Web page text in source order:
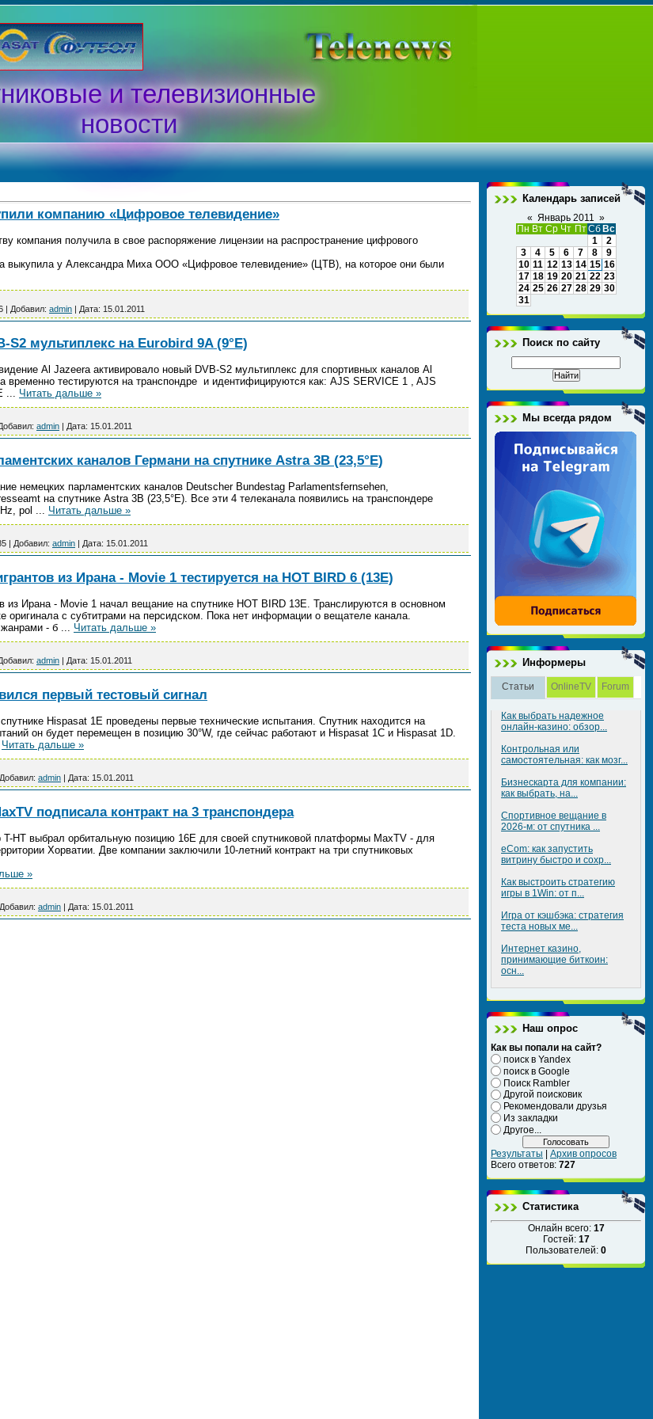
и телевизионные
новости
компанию «Цифровое телевидение»
компания получила в свое распоряжение лицензии на распространение цифрового
выкупила у Александра Миха ООО «Цифровое телевидение» (ЦТВ), на которое они были
| Добавил: admin | Дата: 15.01.2011
S2 мультиплекс на Eurobird 9A (9°E)
Al Jazeera активировало новый DVB-S2 мультиплекс для спортивных каналов Al
временно тестируются на транспондре и идентифицируются как: AJS SERVICE 1 , AJS
... Читать дальше »
admin | Дата: 15.01.2011
каналов Германи на спутнике Astra 3B (23,5°E)
немецких парламентских каналов Deutscher Bundestag Parlamentsfernsehen,
на спутнике Astra 3B (23,5°E). Все эти 4 телеканала появились на транспондере
pol ... Читать дальше »
| Добавил: admin | Дата: 15.01.2011
из Ирана - Movie 1 тестируется на HOT BIRD 6 (13E)
Ирана - Movie 1 начал вещание на спутнике HOT BIRD 13E. Транслируются в основном
с субтитрами на персидском. Пока нет информации о вещателе канала.
- б ... Читать дальше »
admin | Дата: 15.01.2011
первый тестовый сигнал
Hispasat 1E проведены первые технические испытания. Спутник находится на
он будет перемещен в позицию 30°W, где сейчас работают и Hispasat 1C и Hispasat 1D.
Читать дальше »
Добавил: admin | Дата: 15.01.2011
подписала контракт на 3 транспондера
T-HT выбрал орбитальную позицию 16E для своей спутниковой платформы MaxTV - для
Хорватии. Две компании заключили 10-летний контракт на три спутниковых
»
Добавил: admin | Дата: 15.01.2011
Календарь записей
« Январь 2011 »
Пн Вт Ср Чт ПтСб Вс
1
2
3
4 5 6 7 8
9
10 11 12 13 14 15 16
17 18 19 20 21 22 23
24 25 26 27 28 29 30
31
Поиск по сайту
Мы всегда рядом
Информеры
Статьи OnlineTV Forum
Как выбрать надежное
онлайн-казино: обзор...
Контрольная или
самостоятельная: как мозг...
Бизнескарта для компании:
как выбрать, на...
Спортивное вещание в
2026-м: от спутника ...
eCom: как запустить
витрину быстро и сохр...
Как выстроить стратегию
игры в 1Win: от п...
Игра от кэшбэка: стратегия
теста новых ме...
Интернет казино,
принимающие биткоин:
осн...
Наш опрос
Как вы попали на сайт?
поиск в Yandex
поиск в Google
Поиск Rambler
Другой поисковик
Рекомендовали друзья
Из закладки
Другое...
Результаты | Архив опросов
Всего ответов: 727
Статистика
Онлайн всего: 17
Гостей: 17
Пользователей: 0